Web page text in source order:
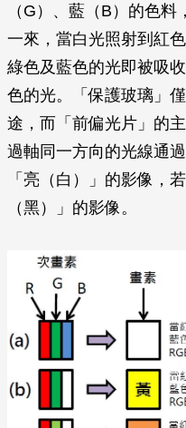
（G）、藍（B）的色
一來，當白光照射到紅
綠色及藍色的光即被吸
色的光。「保護玻璃」
途，而「前偏光片」的
過軸同一方向的光線通
「亮（白）」的影像，
（黑）」的影像。